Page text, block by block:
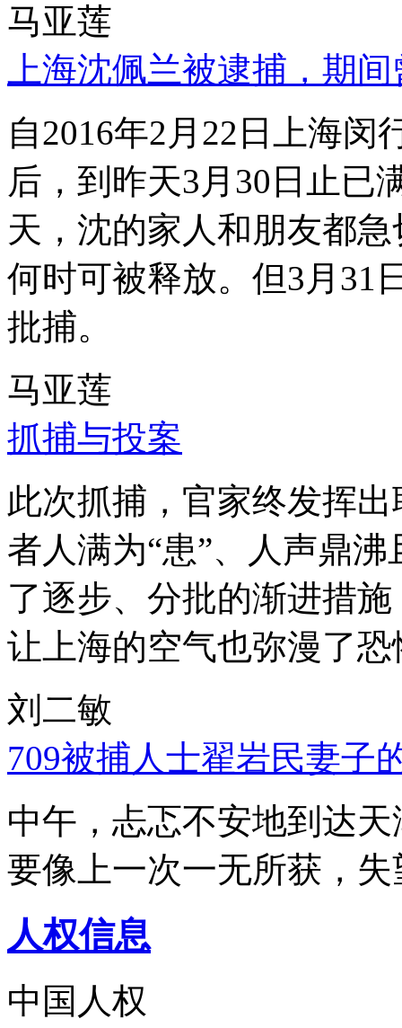
马亚莲
上海沈佩兰被逮捕，期
自2016年2月22日上海
后，到昨天3月30日止已
天，沈的家人和朋友都
何时可被释放。但3月31
批捕。
马亚莲
抓捕与投案
此次抓捕，官家终发挥
者人满为“患”、人声鼎
了逐步、分批的渐进措
让上海的空气也弥漫了
刘二敏
709被捕人士翟岩民妻子
中午，忐忑不安地到达
要像上一次一无所获，
人权信息
中国人权